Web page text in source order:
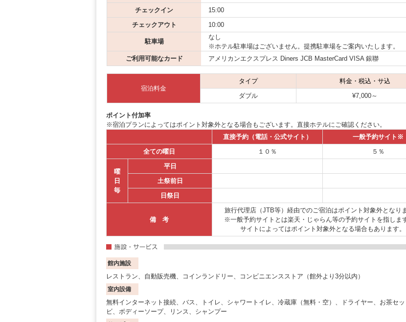
チェックイン
15:00
チェックアウト
10:00
駐車場
なし
※ホテル駐車場はございません。提携駐車場をご案内いたします。
ご利用可能なカード
アメリカンエクスプレス Diners JCB MasterCard VISA 銀聯
宿泊料金
タイプ
料金・税込・サ込
ダブル
¥7,000～
ポイント付加率
※宿泊プランによってはポイント対象外となる場合もございます。直接ホテルにご確認ください。
直接予約（電話・公式サイト）
一般予約サイト※
全ての曜日
１０％ ５％
曜
日
毎
平日
土祭前日
日祭日
備 考
旅行代理店（JTB等）経由でのご宿泊はポイント対象外となりま
※一般予約サイトとは楽天・じゃらん等の予約サイトを指しま
サイトによってはポイント対象外となる場合もあります。
館内施設
レストラン、自動販売機、コインランドリー、コンビニエンスストア（館外より3分以内）
室内設備
無料インターネット接続、バス、トイレ、シャワートイレ、冷蔵庫（無料・空）、ドライヤー、お茶セ
ビ、ボディーソープ、リンス、シャンプー